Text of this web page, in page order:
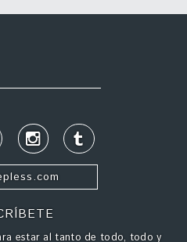
estar al tanto de todo, todo y